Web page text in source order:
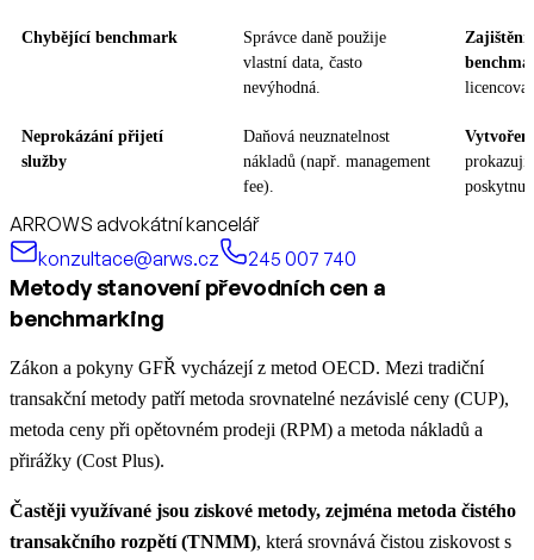
Chybějící benchmark
Správce daně použije
vlastní data, často
nevýhodná.
Zajištění
Neprokázání přijetí
služby
Daňová neuznatelnost
nákladů (např. management
fee).
ARROWS advokátní kancelář
konzultace@arws.cz
245 007 740
Metody stanovení převodních cen a
benchmarking
Zákon a pokyny GFŘ vycházejí z metod OECD. Mezi tradiční
transakční metody patří metoda srovnatelné nezávislé ceny (CUP),
metoda ceny při opětovném prodeji (RPM) a metoda nákladů a
přirážky (Cost Plus).
Častěji využívané jsou ziskové metody, zejména metoda čistého
transakčního rozpětí (TNMM), která srovnává čistou ziskovost s